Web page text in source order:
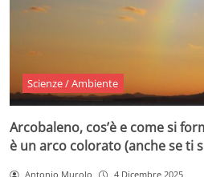
Scienze / Ambiente
Arcobaleno, cos’è e come si
è un arco colorato (anche se ti
Antonio Murolo 4 Dicembre 2025